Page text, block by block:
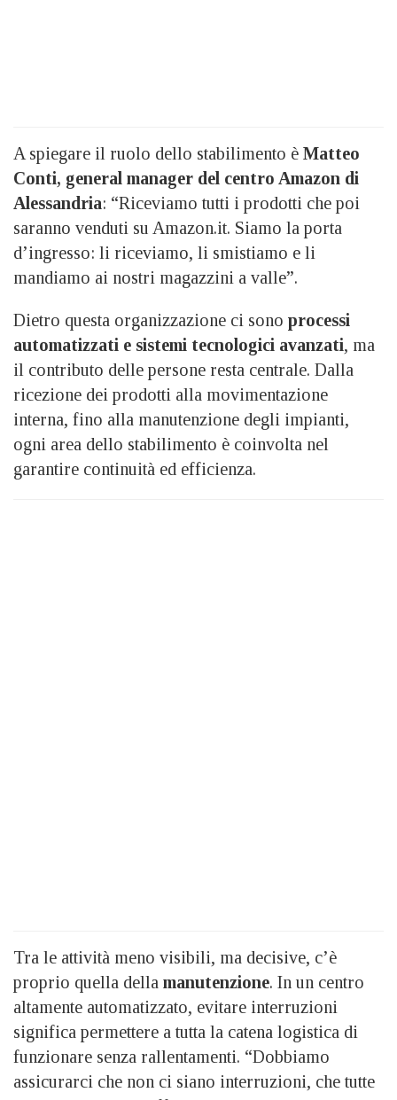
A spiegare il ruolo dello stabilimento è Matteo
Conti, general manager del centro Amazon di
Alessandria: “Riceviamo tutti i prodotti che poi
saranno venduti su Amazon.it. Siamo la porta
d’ingresso: li riceviamo, li smistiamo e li
mandiamo ai nostri magazzini a valle”.
Dietro questa organizzazione ci sono processi
automatizzati e sistemi tecnologici avanzati, ma
il contributo delle persone resta centrale. Dalla
ricezione dei prodotti alla movimentazione
interna, fino alla manutenzione degli impianti,
ogni area dello stabilimento è coinvolta nel
garantire continuità ed efficienza.
Tra le attività meno visibili, ma decisive, c’è
proprio quella della manutenzione. In un centro
altamente automatizzato, evitare interruzioni
significa permettere a tutta la catena logistica di
funzionare senza rallentamenti. “Dobbiamo
assicurarci che non ci siano interruzioni, che tutte